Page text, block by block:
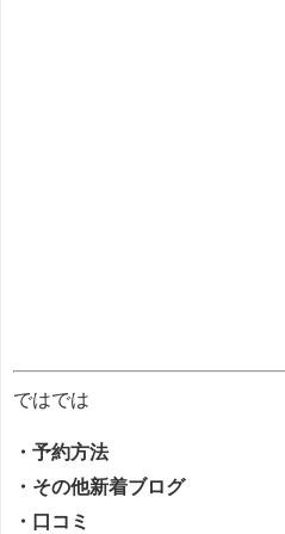
ではでは
・予約方法
・その他新着ブログ
・口コミ